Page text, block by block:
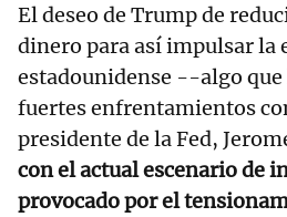
El deseo de Trump de
dinero para así impulsar la
estadounidense --algo que
fuertes enfrentamientos
presidente de la Fed,
con el actual escenario de
provocado por el